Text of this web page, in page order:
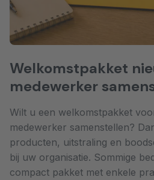
Welkomstpakket
medewerker
Wilt u een welkomstpakket
medewerker samenstellen?
producten, uitstraling en
bij uw organisatie. Sommige
compact pakket met enkele